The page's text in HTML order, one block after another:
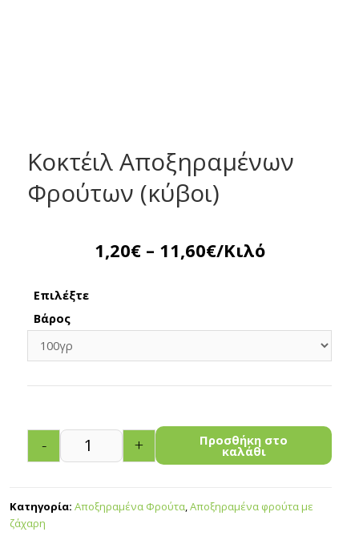
Κοκτέιλ Αποξηραμένων
Φρούτων (κύβοι)
1,20€ – 11,60€/Κιλό
Επιλέξτε
Βάρος
- + Προσθήκη στο
καλάθι
Κατηγορία: Αποξηραμένα Φρούτα,Αποξηραμένα φρούτα με
ζάχαρη